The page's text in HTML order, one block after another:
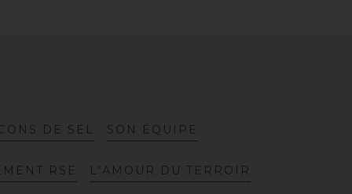
O N S D E S E L S O N É Q U I P E
M E N T R S E L 'A M O U R D U T E R R O I R